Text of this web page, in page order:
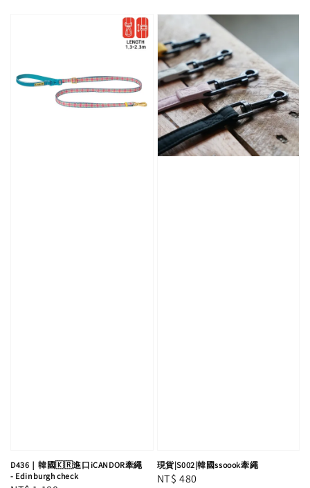
D436｜韓國🇰🇷進口iCANDOR牽繩
- Edinburgh check
現貨|S002|韓國ssoook牽繩
Regular
NT$ 480